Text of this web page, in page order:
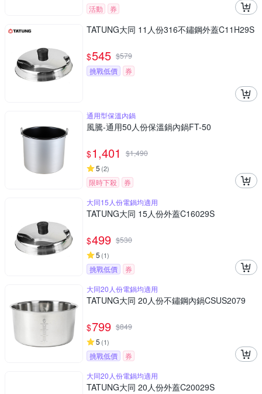
活動 券
TATUNG大同 11人份316不鏽鋼外蓋C11H29S
$545 $579
挑戰低價
券
通用型保溫內鍋
風騰-通用50人份保溫鍋內鍋FT-50
$1,401 $1,490
5 (2)
限時下殺
券
大同15人份電鍋均適用
TATUNG大同 15人份外蓋C16029S
$499 $530
5 (1)
挑戰低價
券
大同20人份電鍋均適用
TATUNG大同 20人份不鏽鋼內鍋CSUS2079
$799 $849
5 (1)
挑戰低價
券
大同20人份電鍋均適用
TATUNG大同 20人份外蓋C20029S